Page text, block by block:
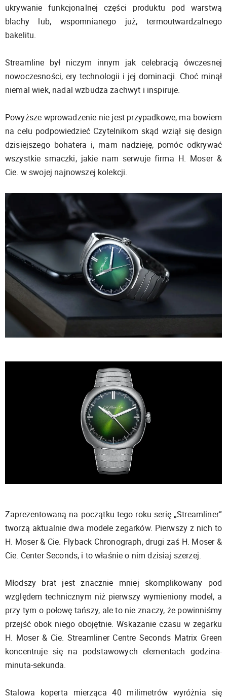
ukrywanie funkcjonalnej części produktu pod warstwą
blachy lub, wspomnianego już, termoutwardzalnego
bakelitu.
Streamline był niczym innym jak celebracją ówczesnej
nowoczesności, ery technologii i jej dominacji. Choć minął
niemal wiek, nadal wzbudza zachwyt i inspiruje.
Powyższe wprowadzenie nie jest przypadkowe, ma bowiem
na celu podpowiedzieć Czytelnikom skąd wziął się design
dzisiejszego bohatera i, mam nadzieję, pomóc odkrywać
wszystkie smaczki, jakie nam serwuje firma H. Moser &
Cie. w swojej najnowszej kolekcji.
Zaprezentowaną na początku tego roku serię „Streamliner”
tworzą aktualnie dwa modele zegarków. Pierwszy z nich to
H. Moser & Cie. Flyback Chronograph, drugi zaś H. Moser &
Cie. Center Seconds, i to właśnie o nim dzisiaj szerzej.
Młodszy brat jest znacznie mniej skomplikowany pod
względem technicznym niż pierwszy wymieniony model, a
przy tym o połowę tańszy, ale to nie znaczy, że powinniśmy
przejść obok niego obojętnie. Wskazanie czasu w zegarku
H. Moser & Cie. Streamliner Centre Seconds Matrix Green
koncentruje się na podstawowych elementach godzina-
minuta-sekunda.
Stalowa koperta mierząca 40 milimetrów wyróżnia się